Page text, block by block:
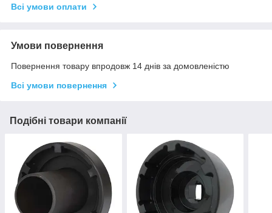
Всі умови оплати
Умови повернення
Повернення товару впродовж 14 днів за домовленістю
Всі умови повернення
Подібні товари компанії